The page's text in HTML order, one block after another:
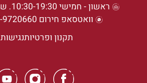
ראשון - חמישי 10:30-19:30. שישי שבת סגור
וואטסאפ חירום 39-347-9720660+
תקנון ופרטיותנגישות